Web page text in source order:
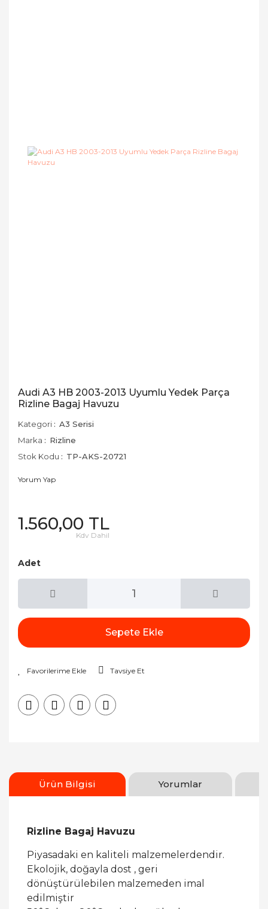
Audi A3 HB 2003-2013 Uyumlu Yedek Parça
Rizline Bagaj Havuzu
Kategori
A3 Serisi
Marka
Rizline
Stok Kodu
TP-AKS-20721
Yorum Yap
1.560,00 TL
Kdv Dahil
Adet
Sepete Ekle
Tavsiye Et
Ürün Bilgisi Yorumlar
Rizline Bagaj Havuzu
Piyasadaki en kaliteli malzemelerdendir.
Ekolojik, doğayla dost , geri
dönüştürülebilen malzemeden imal
edilmiştir